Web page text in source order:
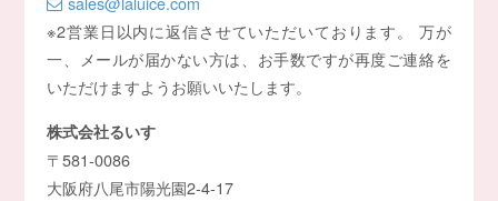
※2営業日以内に返信させていただいております。 万が
一、メールが届かない方は、お手数ですが再度ご連絡を
いただけますようお願いいたします。
株式会社るいす
〒581-0086
大阪府八尾市陽光園2-4-17